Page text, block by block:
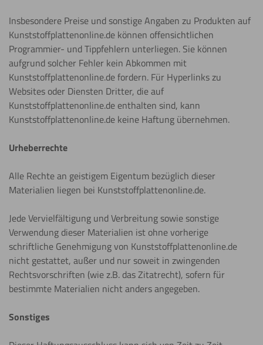
Insbesondere Preise und sonstige Angaben zu Produkten auf
Kunststoffplattenonline.de können offensichtlichen
Programmier- und Tippfehlern unterliegen. Sie können
aufgrund solcher Fehler kein Abkommen mit
Kunststoffplattenonline.de fordern. Für Hyperlinks zu
Websites oder Diensten Dritter, die auf
Kunststoffplattenonline.de enthalten sind, kann
Kunststoffplattenonline.de keine Haftung übernehmen.
Urheberrechte
Alle Rechte an geistigem Eigentum bezüglich dieser
Materialien liegen bei Kunststoffplattenonline.de.
Jede Vervielfältigung und Verbreitung sowie sonstige
Verwendung dieser Materialien ist ohne vorherige
schriftliche Genehmigung von Kunststoffplattenonline.de
nicht gestattet, außer und nur soweit in zwingenden
Rechtsvorschriften (wie z.B. das Zitatrecht), sofern für
bestimmte Materialien nicht anders angegeben.
Sonstiges